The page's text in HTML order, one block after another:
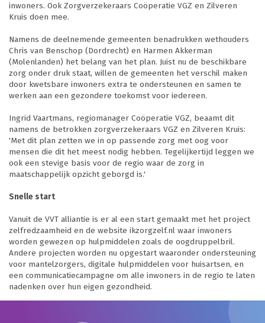
inwoners. Ook Zorgverzekeraars Coöperatie VGZ en Zilveren
Kruis doen mee.
Namens de deelnemende gemeenten benadrukken wethouders
Chris van Benschop (Dordrecht) en Harmen Akkerman
(Molenlanden) het belang van het plan. Juist nu de beschikbare
zorg onder druk staat, willen de gemeenten het verschil maken
door kwetsbare inwoners extra te ondersteunen en samen te
werken aan een gezondere toekomst voor iedereen.
Ingrid Vaartmans, regiomanager Coöperatie VGZ, beaamt dit
namens de betrokken zorgverzekeraars VGZ en Zilveren Kruis:
'Met dit plan zetten we in op passende zorg met oog voor
mensen die dit het meest nodig hebben. Tegelijkertijd leggen we
ook een stevige basis voor de regio waar de zorg in
maatschappelijk opzicht geborgd is.'
Snelle start
Vanuit de VVT alliantie is er al een start gemaakt met het project
zelfredzaamheid en de website ikzorgzelf.nl waar inwoners
worden gewezen op hulpmiddelen zoals de oogdruppelbril.
Andere projecten worden nu opgestart waaronder ondersteuning
voor mantelzorgers, digitale hulpmiddelen voor huisartsen, en
een communicatiecampagne om alle inwoners in de regio te laten
nadenken over hun eigen gezondheid.